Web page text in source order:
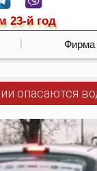
23-й год
Фирма
опасаются